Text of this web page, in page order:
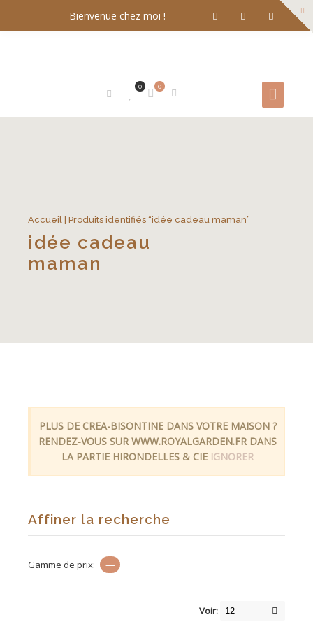
Bienvenue chez moi !
0
0
Accueil | Produits identifiés “idée cadeau maman”
idée cadeau
maman
PLUS DE CREA-BISONTINE DANS VOTRE MAISON ?
RENDEZ-VOUS SUR WWW.ROYALGARDEN.FR DANS
LA PARTIE HIRONDELLES & CIE IGNORER
Affiner la recherche
Gamme de prix: —
Voir: